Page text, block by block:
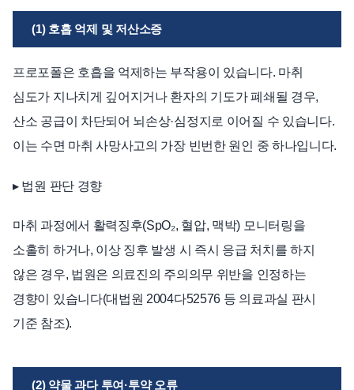
(1) 호흡 억제 및 저산소증
프로포폴은 호흡을 억제하는 부작용이 있습니다. 마취
심도가 지나치게 깊어지거나 환자의 기도가 폐쇄될 경우,
산소 공급이 차단되어 뇌손상·심정지로 이어질 수 있습니다.
이는 수면 마취 사망사고의 가장 빈번한 원인 중 하나입니다.
▸ 법원 판단 경향
마취 과정에서 활력징후(SpO₂, 혈압, 맥박) 모니터링을
소홀히 하거나, 이상 징후 발생 시 즉시 응급 처치를 하지
않은 경우, 법원은 의료진의 주의의무 위반을 인정하는
경향이 있습니다(대법원 2004다52576 등 의료과실 판시
기준 참조).
(2) 약물 과다 투여·투약 오류